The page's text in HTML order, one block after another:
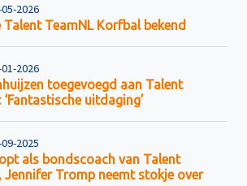
2026
TeamNL Korfbal bekend
2026
toegevoegd aan Talent
uitdaging’
2025
als bondscoach van Talent
Jennifer Tromp neemt stokje over